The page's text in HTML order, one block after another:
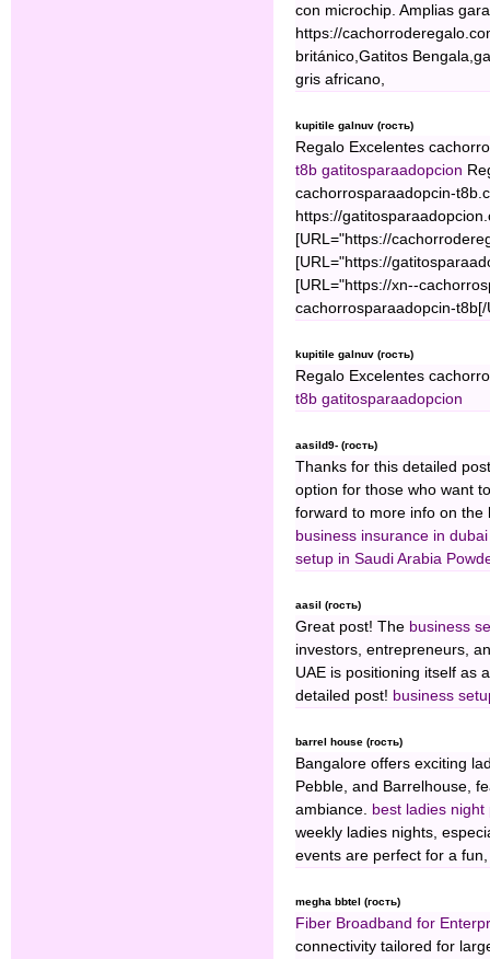
con microchip. Amplias
https://
británico,Gatitos
gris africano,
kupitile galnuv (гость)
Regalo Excelentes
t8b gatitosparaadopcion
cachorrosparaadopcin-
https://
[URL="https://
[URL="https://
[URL="https://xn--
cachorrosparaadopcin-
kupitile galnuv (гость)
Regalo Excelentes
t8b gatitosparaadopcion
aasild9- (гость)
Thanks for this detailed
option for those who want
forward to more info on
business insurance in dubai
setup in Saudi Arabia
aasil (гость)
Great post! The business
investors, entrepreneurs,
UAE is positioning itself as
detailed post! business
barrel house (гость)
Bangalore offers exciting
Pebble, and Barrelhouse,
ambiance.
best ladies
weekly ladies nights,
events are perfect for a
megha bbtel (гость)
Fiber Broadband for
connectivity tailored for